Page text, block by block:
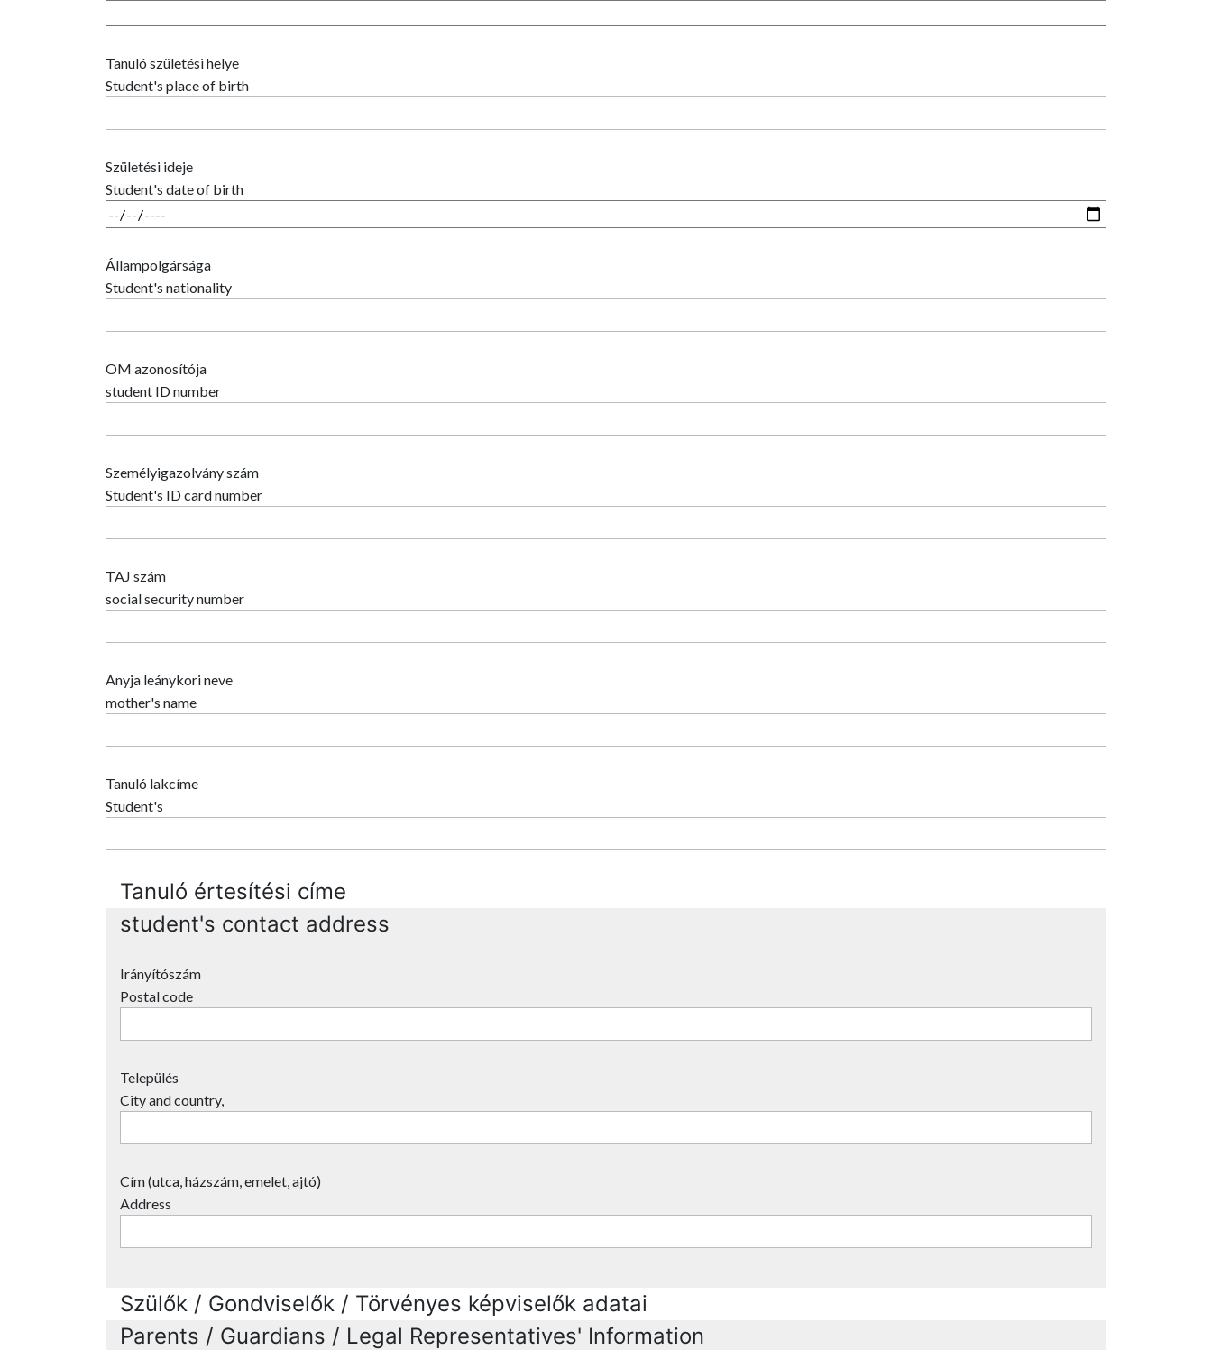
Tanuló születési helye
Student's place of birth
Születési ideje
Student's date of birth
Állampolgársága
Student's nationality
OM azonosítója
student ID number
Személyigazolvány szám
Student's ID card number
TAJ szám
social security number
Anyja leánykori neve
mother's name
Tanuló lakcíme
Student's
Tanuló értesítési címe
student's contact address
Irányítószám
Postal code
Település
City and country,
Cím (utca, házszám, emelet, ajtó)
Address
Szülők / Gondviselők / Törvényes képviselők adatai
Parents / Guardians / Legal Representatives' Information